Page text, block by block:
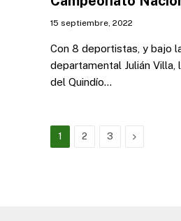
15 septiembre, 2022
Con 8 deportistas, y bajo
departamental Julián Villa,
del Quindío…
1 2 3 Next